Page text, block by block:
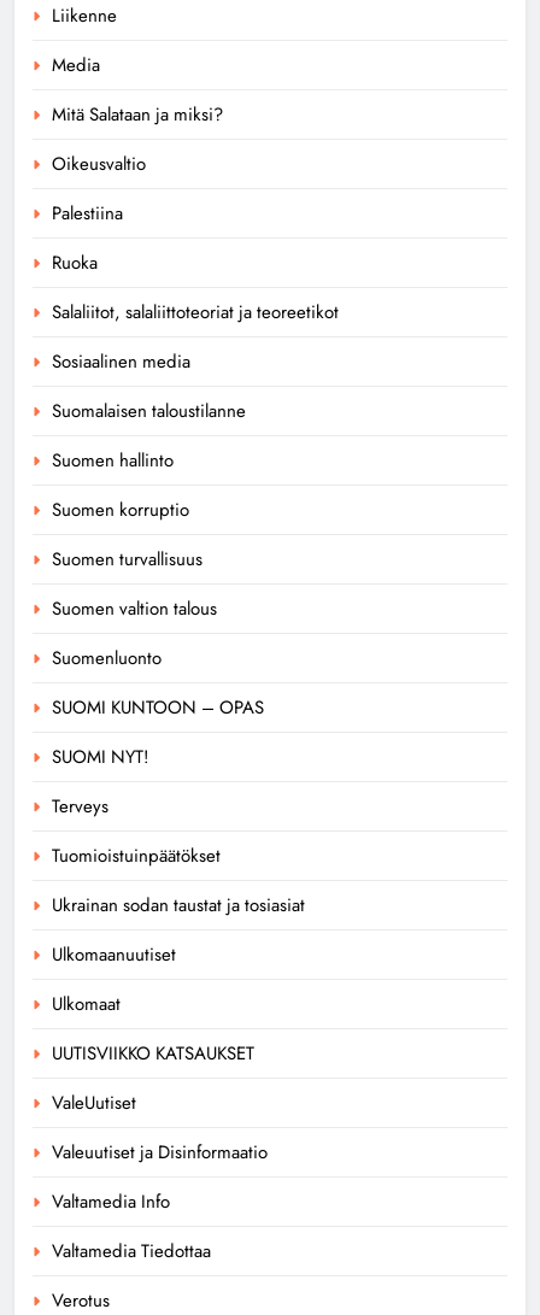
Liikenne
Media
Mitä Salataan ja miksi?
Oikeusvaltio
Palestiina
Ruoka
Salaliitot, salaliittoteoriat ja teoreetikot
Sosiaalinen media
Suomalaisen taloustilanne
Suomen hallinto
Suomen korruptio
Suomen turvallisuus
Suomen valtion talous
Suomenluonto
SUOMI KUNTOON – OPAS
SUOMI NYT!
Terveys
Tuomioistuinpäätökset
Ukrainan sodan taustat ja tosiasiat
Ulkomaanuutiset
Ulkomaat
UUTISVIIKKO KATSAUKSET
ValeUutiset
Valeuutiset ja Disinformaatio
Valtamedia Info
Valtamedia Tiedottaa
Verotus